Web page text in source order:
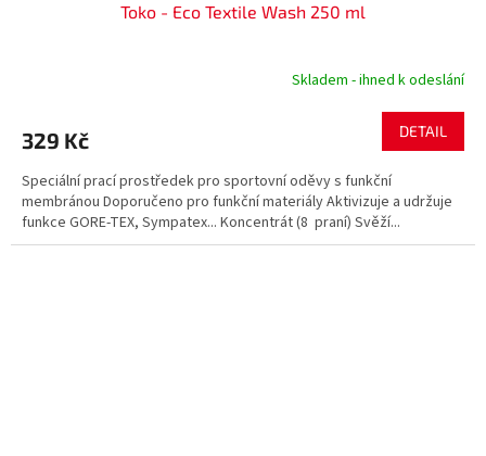
Toko - Eco Textile Wash 250 ml
Skladem - ihned k odeslání
329 Kč DETAIL
Speciální prací prostředek pro sportovní oděvy s funkční
membránou Doporučeno pro funkční materiály Aktivizuje a udržuje
funkce GORE-TEX, Sympatex... Koncentrát (8 praní) Svěží...